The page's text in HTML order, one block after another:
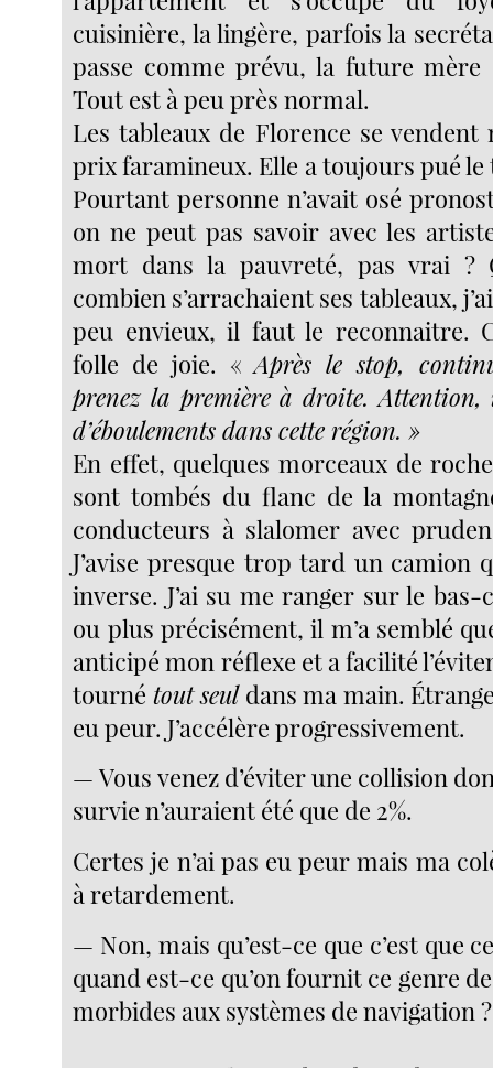
cuisinière, la lingère, parfois la
passe comme prévu, la future mère
Tout est à peu près normal.
Les tableaux de Florence se
prix faramineux. Elle a toujours pué le
Pourtant personne n’avait osé
on ne peut pas savoir avec les
mort dans la pauvreté, pas vrai ?
combien s’arrachaient ses tableaux,
peu envieux, il faut le reconnaitre.
folle de joie. «Après le stop,
prenez la première à droite. Attention,
d’éboulements dans cette région. »
En effet, quelques morceaux de
sont tombés du flanc de la
conducteurs à slalomer avec
J’avise presque trop tard un camion
inverse. J’ai su me ranger sur le bas-
ou plus précisément, il m’a semblé
anticipé mon réflexe et a facilité
tourné tout seuldans ma main.
eu peur. J’accélère progressivement.
— Vous venez d’éviter une collision
survie n’auraient été que de 2%.
Certes je n’ai pas eu peur mais ma
à retardement.
— Non, mais qu’est-ce que c’est que
quand est-ce qu’on fournit ce genre
morbides aux systèmes de navigation